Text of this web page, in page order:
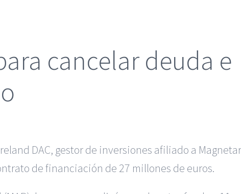
cancelar deuda e
DAC, gestor de inversiones afiliado a
de financiación de 27 millones de euros.